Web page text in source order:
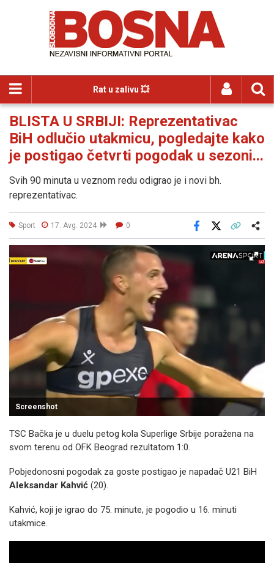
Rat u zalivu 💥
BLISTA U SRBIJI: Reprezentativac
BiH odlučio utakmicu, pogledajte kako
je postigao četvrti pogodak u sezoni...
Svih 90 minuta u veznom redu odigrao je i novi bh.
reprezentativac.
Sport 17. Avg. 2024 0
Facebook
Screenshot
TSC Bačka je u duelu petog kola Superlige Srbije poražena na
svom terenu od OFK Beograd rezultatom 1:0.
Pobjedonosni pogodak za goste postigao je napadač U21 BiH
Aleksandar Kahvić (20).
Kahvić, koji je igrao do 75. minute, je pogodio u 16. minuti
utakmice.